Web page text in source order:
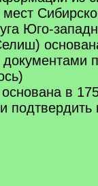
Юго-
в
подтвердить